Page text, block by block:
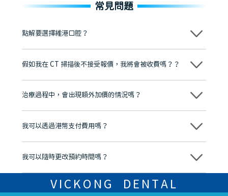
常見問題
點解要選擇維港口腔？
維港口腔踐行「醫道濟世」的大學校訓，各分院匯聚來自香港、內地的
牌」、「2025香港企業領袖品牌」，是諾貝爾種植系統全球放心植牙中
至今已服務超過三十個國家和地區的顧客，受到粵港澳大灣區及周邊城
市市民極高的口碑評價及信任推薦 珠海、深圳設有八大分院，香港亦設
有咨詢及服務保障中心，有任何問題都可以隨時預約免費咨詢，讓人十
假如我在 CT 掃描後不接受報價，我將會被收費嗎？？
不會！只要未開始實際服務之前，你不會被收取任何費用。
治療過程中，會出現額外加價的情況嗎？
不會，治療前我們會詳細說明治療方案及對應的價錢，顧客同意並簽字
我可以透過港幣支付費用嗎？
可以。維港口腔會按照當日匯率轉算收取費用，而匯率會及時告知客人
我可以隨時更改預約時間嗎？
可以，請盡早通過wechat或whatsapp聯絡我們，告知我們你原本預約
的時間及資料，並且重新預約的日期及時段
VICKONG DENTAL